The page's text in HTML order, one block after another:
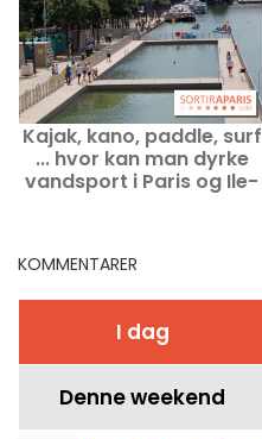
Kajak, kano, paddle, surf
... hvor kan man dyrke
vandsport i Paris og Ile-
KOMMENTARER
I dag
Denne weekend